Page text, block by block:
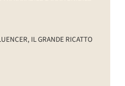
IL GRANDE RICATTO